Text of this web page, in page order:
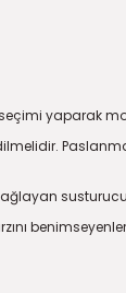
yaparak